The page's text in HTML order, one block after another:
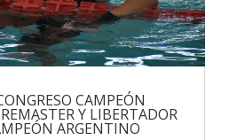
CAMPEÓN
Y LIBERTADOR
ARGENTINO